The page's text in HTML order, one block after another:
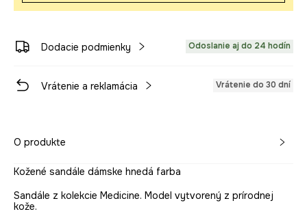
Dodacie podmienky Odoslanie aj do 24 hodín
Vrátenie a reklamácia Vrátenie do 30 dní
O produkte
Kožené sandále dámske hnedá farba
Sandále z kolekcie Medicine. Model vytvorený z prírodnej
kože.